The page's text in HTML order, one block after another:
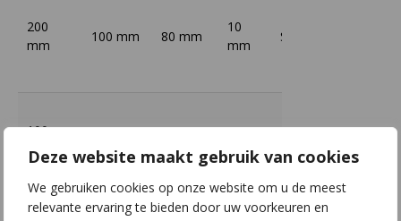
Deze website maakt gebruik van cookies
We gebruiken cookies op onze website om u de meest
relevante ervaring te bieden door uw voorkeuren en
200
mm
100 mm 80 mm
10
mm
S235
100
mm